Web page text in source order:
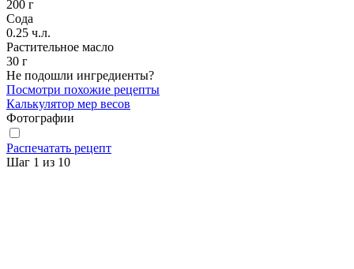
200 г
Сода
0.25 ч.л.
Растительное масло
30 г
Не подошли ингредиенты?
Посмотри похожие рецепты
Калькулятор мер весов
Фотографии
Распечатать рецепт
Шаг 1 из 10